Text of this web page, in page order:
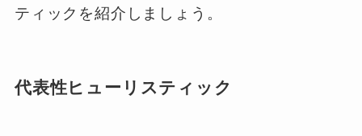
ティックを紹介しましょう。
代表性ヒューリスティック